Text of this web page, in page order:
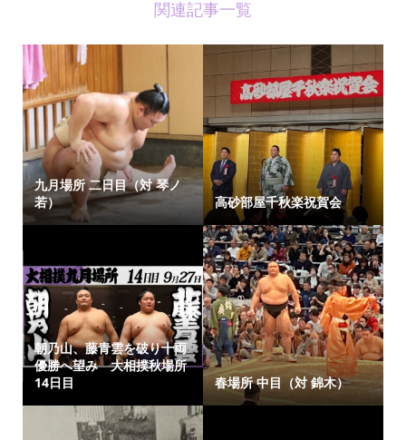
関連記事一覧
九月場所 二日目（対 琴ノ
若）
高砂部屋千秋楽祝賀会
朝乃山、藤青雲を破り十両
優勝へ望み 大相撲秋場所
14日目
春場所 中目（対 錦木）